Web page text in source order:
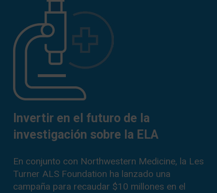
Invertir en el futuro de la
investigación sobre la ELA
En conjunto con Northwestern Medicine, la Les
Turner ALS Foundation ha lanzado una
campaña para recaudar $10 millones en el